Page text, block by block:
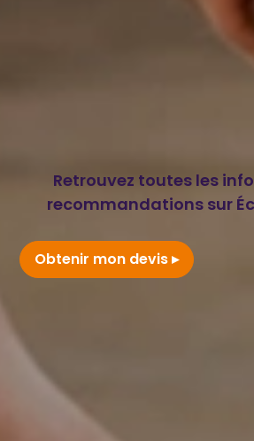
Retrouvez toutes les
recommandations sur
Obtenir mon devis